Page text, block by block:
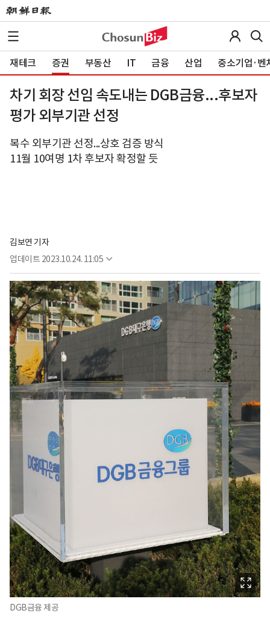
재테크 증권 부동산 IT 금융 산업 중소기업·벤
차기 회장 선임 속도내는 DGB금융...후보자
평가 외부기관 선정
복수 외부기관 선정...상호 검증 방식
11월 10여명 1차 후보자 확정할 듯
김보연 기자
업데이트 2023.10.24. 11:05
DGB금융 제공